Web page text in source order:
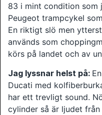
83 i mint condition som
Peugeot trampcykel
En riktigt slö men
används som
körs på landet och av
Jag lyssnar helst på:
Ducati med
har ett trevligt sound.
cylinder så är ljudet